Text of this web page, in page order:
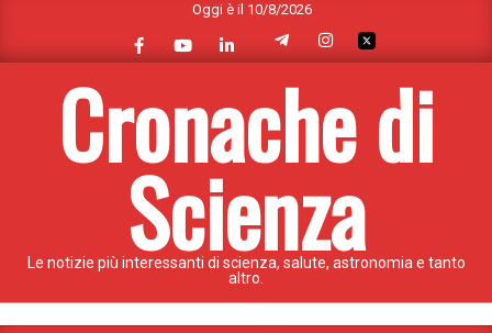
content
Oggi è il 10/8/2026
Cronache di
Scienza
Le notizie più interessanti di scienza, salute, astronomia e tanto
altro.